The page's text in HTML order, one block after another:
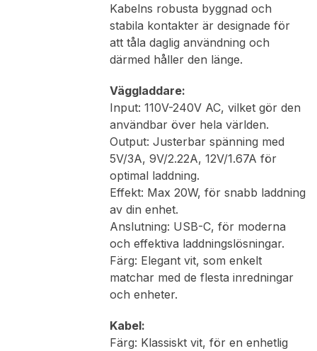
Kabelns robusta byggnad och
stabila kontakter är designade för
att tåla daglig användning och
därmed håller den länge.
Väggladdare:
Input: 110V-240V AC, vilket gör den
användbar över hela världen.
Output: Justerbar spänning med
5V/3A, 9V/2.22A, 12V/1.67A för
optimal laddning.
Effekt: Max 20W, för snabb laddning
av din enhet.
Anslutning: USB-C, för moderna
och effektiva laddningslösningar.
Färg: Elegant vit, som enkelt
matchar med de flesta inredningar
och enheter.
Kabel:
Färg: Klassiskt vit, för en enhetlig